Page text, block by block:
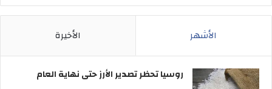
الأشهر الأخيرة
روسيا تحظر تصدير الأرز حتى نهاية العام